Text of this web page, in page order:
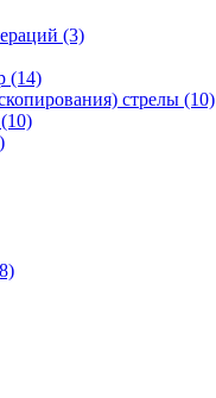
(3)
(14)
стрелы (10)